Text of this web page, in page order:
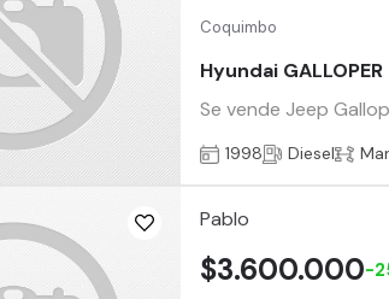
Coquimbo
Hyundai GALLOPER
Se vende Jeep
1998 Diesel
Pablo
$3.600.000-